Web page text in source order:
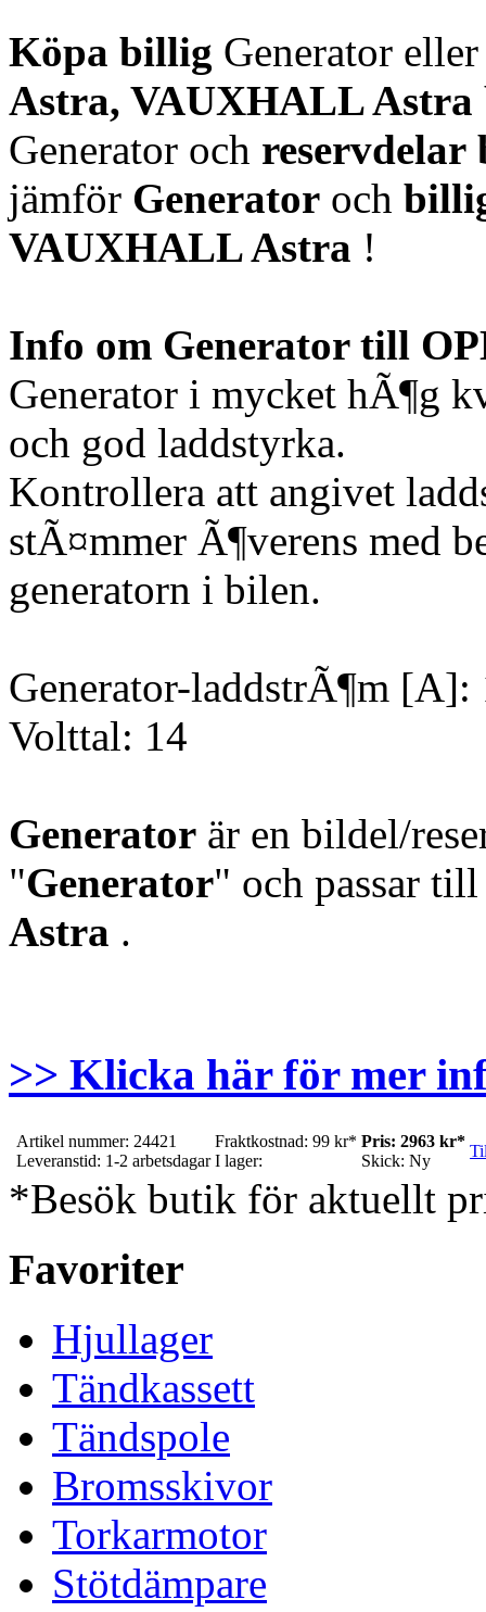
Köpa billig Generator
Astra, VAUXHALL Astra
Generator och reservdelar
jämför Generator och
VAUXHALL Astra !
Info om Generator till
Generator i mycket hÃ¶g
och god laddstyrka.
Kontrollera att angivet
stÃ¤mmer Ã¶verens med
generatorn i bilen.
Generator-laddstrÃ¶m [A]:
Volttal: 14
Generator är en bildel/
"Generator" och passar
Astra .
>> Klicka här för mer
Artikel nummer: 24421
Leveranstid: 1-2 arbetsdagar
Fraktkostnad: 99 kr*
I lager:
Pris: 2963 kr*
Skick: Ny
*Besök butik för aktuellt
Favoriter
Hjullager
Tändkassett
Tändspole
Bromsskivor
Torkarmotor
Stötdämpare